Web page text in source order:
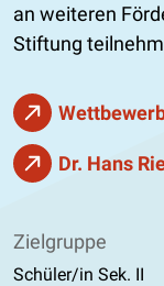
an weiteren
Stiftung
Dr. Hans
Zielgruppe
Schüler/in Sek. II